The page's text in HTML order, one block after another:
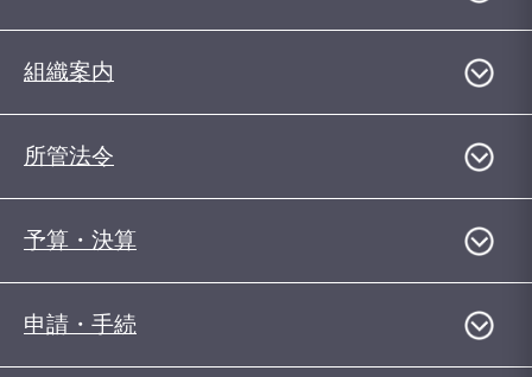
組織案内
所管法令
予算・決算
申請・手続